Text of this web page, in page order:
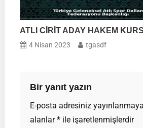
ATLI CİRİT ADAY HAKEM
4 Nisan 2023 tgasdf
Bir yanıt yazın
E-posta adresiniz
alanlar*ile işaretlenmişlerdir